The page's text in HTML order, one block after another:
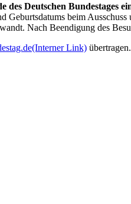
Deutschen Bundestages
Geburtsdatums beim Ausschuss
Nach Beendigung des
(Interner Link)